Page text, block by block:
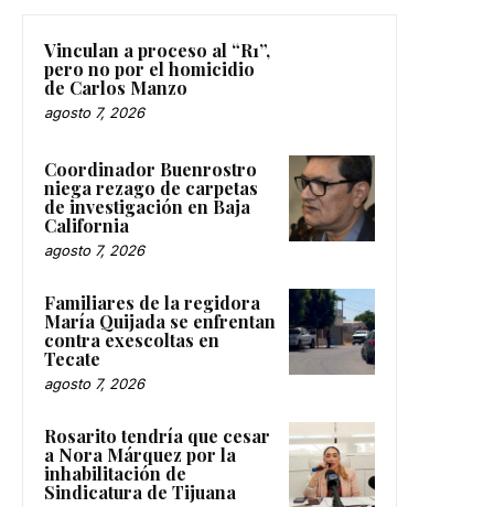
Vinculan a proceso al “R1”,
pero no por el homicidio
de Carlos Manzo
agosto 7, 2026
Coordinador Buenrostro
niega rezago de carpetas
de investigación en Baja
California
agosto 7, 2026
Familiares de la regidora
María Quijada se enfrentan
contra exescoltas en
Tecate
agosto 7, 2026
Rosarito tendría que cesar
a Nora Márquez por la
inhabilitación de
Sindicatura de Tijuana